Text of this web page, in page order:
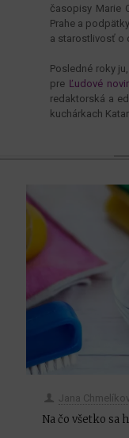
časopisy Marie
Prahe a
a starostlivosť o
Posledné roky
pre Ľudové
redaktorská a
kuchárkach
Jana
Na čo všetko sa